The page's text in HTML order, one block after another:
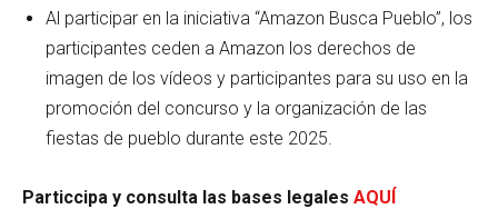
Al participar en la iniciativa “Amazon Busca Pueblo”, los
participantes ceden a Amazon los derechos de
imagen de los vídeos y participantes para su uso en la
promoción del concurso y la organización de las
fiestas de pueblo durante este 2025.
Particcipa y consulta las bases legales AQUÍ